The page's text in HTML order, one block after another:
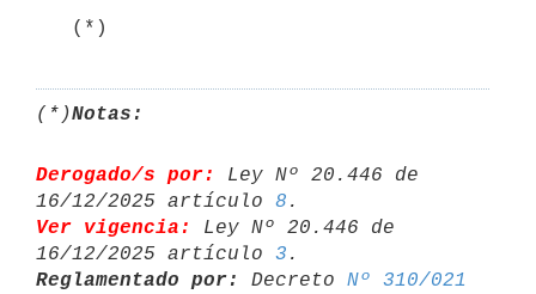
   (*)
(*)Notas:
Derogado/s por:
Ley Nº 20.446 de
16/12/2025 artículo 8
Ver vigencia:
Ley Nº 20.446 de
16/12/2025 artículo 3
Reglamentado por:
Decreto Nº 310/021